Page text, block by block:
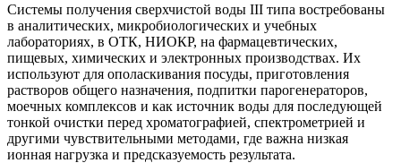
Системы получения сверхчистой воды III типа востребованы
в аналитических, микробиологических и учебных
лабораториях, в ОТК, НИОКР, на фармацевтических,
пищевых, химических и электронных производствах. Их
используют для ополаскивания посуды, приготовления
растворов общего назначения, подпитки парогенераторов,
моечных комплексов и как источник воды для последующей
тонкой очистки перед хроматографией, спектрометрией и
другими чувствительными методами, где важна низкая
ионная нагрузка и предсказуемость результата.